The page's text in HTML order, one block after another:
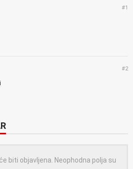
#1
#2
biti objavljena. Neophodna polja su